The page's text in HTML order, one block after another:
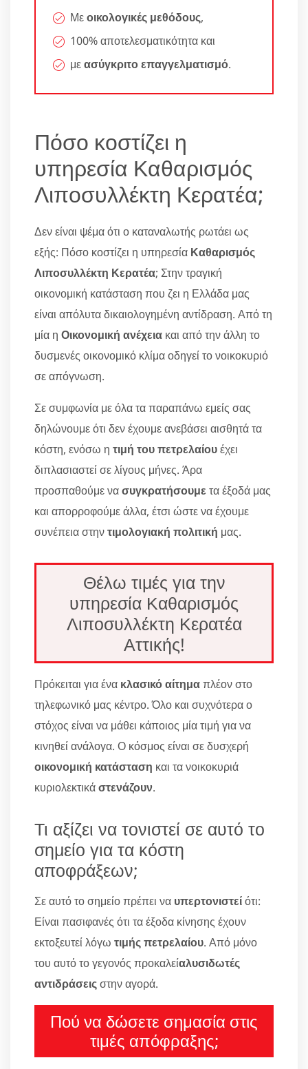
Μεοικολογικές μεθόδους,
100% αποτελεσματικότητα και
μεασύγκριτο επαγγελματισμό.
Πόσο κοστίζει η
υπηρεσία Καθαρισμός
Λιποσυλλέκτη Κερατέα;
Δεν είναι ψέμα ότι ο καταναλωτής ρωτάει ως
εξής: Πόσο κοστίζει η υπηρεσία Καθαρισμός
Λιποσυλλέκτη Κερατέα; Στην τραγική
οικονομική κατάσταση που ζει η Ελλάδα μας
είναι απόλυτα δικαιολογημένη αντίδραση. Από τη
μία η Οικονομική ανέχεια και από την άλλη το
δυσμενές οικονομικό κλίμα οδηγεί το νοικοκυριό
σε απόγνωση.
Σε συμφωνία με όλα τα παραπάνω εμείς σας
δηλώνουμε ότι δεν έχουμε ανεβάσει αισθητά τα
κόστη, ενόσω η τιμή του πετρελαίουέχει
διπλασιαστεί σε λίγους μήνες. Άρα
προσπαθούμε νασυγκρατήσουμε τα έξοδά μας
και απορροφούμε άλλα, έτσι ώστε να έχουμε
συνέπεια στηντιμολογιακή πολιτική μας.
Θέλω τιμές για την
υπηρεσία Καθαρισμός
Λιποσυλλέκτη Κερατέα
Αττικής!
Πρόκειται για ένα κλασικό αίτημαπλέον στο
τηλεφωνικό μας κέντρο. Όλο και συχνότερα ο
στόχος είναι να μάθει κάποιος μία τιμή για να
κινηθεί ανάλογα. Ο κόσμος είναι σε δυσχερή
οικονομική κατάσταση και τα νοικοκυριά
κυριολεκτικάστενάζουν.
Τι αξίζει να τονιστεί σε αυτό το
σημείο για τα κόστη
αποφράξεων;
Σε αυτό το σημείο πρέπει να υπερτονιστείότι:
Είναι πασιφανές ότι τα έξοδα κίνησης έχουν
εκτοξευτεί λόγω τιμής πετρελαίου. Από μόνο
του αυτό το γεγονός προκαλείαλυσιδωτές
αντιδράσειςστην αγορά.
Πού να δώσετε σημασία στις
τιμές απόφραξης;